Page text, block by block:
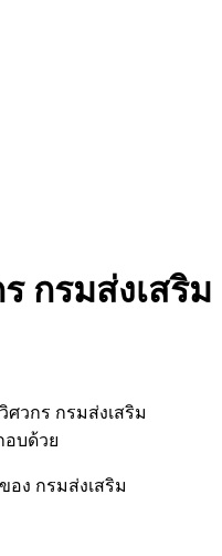
กรมส่งเสริม
วกร กรมส่งเสริม
อบด้วย
ง กรมส่งเสริม